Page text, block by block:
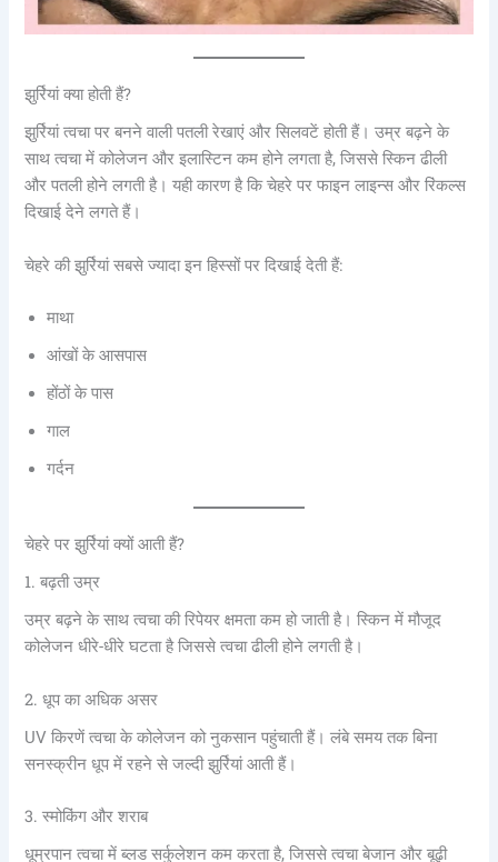
झुर्रियां क्या होती हैं?
झुर्रियां त्वचा पर बनने वाली पतली रेखाएं और सिलवटें होती हैं। उम्र बढ़ने के
साथ त्वचा में कोलेजन और इलास्टिन कम होने लगता है, जिससे स्किन ढीली
और पतली होने लगती है। यही कारण है कि चेहरे पर फाइन लाइन्स और रिंकल्स
दिखाई देने लगते हैं।
चेहरे की झुर्रियां सबसे ज्यादा इन हिस्सों पर दिखाई देती हैं:
माथा
आंखों के आसपास
होंठों के पास
गाल
गर्दन
चेहरे पर झुर्रियां क्यों आती हैं?
1. बढ़ती उम्र
उम्र बढ़ने के साथ त्वचा की रिपेयर क्षमता कम हो जाती है। स्किन में मौजूद
कोलेजन धीरे-धीरे घटता है जिससे त्वचा ढीली होने लगती है।
2. धूप का अधिक असर
UV किरणें त्वचा के कोलेजन को नुकसान पहुंचाती हैं। लंबे समय तक बिना
सनस्क्रीन धूप में रहने से जल्दी झुर्रियां आती हैं।
3. स्मोकिंग और शराब
धूम्रपान त्वचा में ब्लड सर्कुलेशन कम करता है, जिससे त्वचा बेजान और बूढ़ी